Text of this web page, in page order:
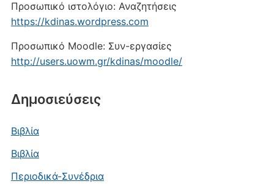
Προσωπικό ιστολόγιο: Αναζητήσεις
https://kdinas.wordpress.com
Προσωπικό Moodle: Συν-εργασίες
http://users.uowm.gr/kdinas/moodle/
Δημοσιεύσεις
Βιβλία
Βιβλία
Περιοδικά-Συνέδρια